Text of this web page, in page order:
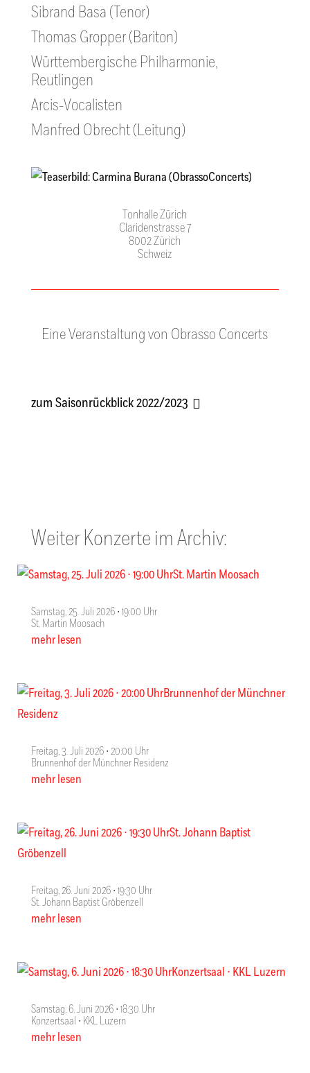
Sibrand Basa (Tenor)
Thomas Gropper (Bariton)
Württembergische Philharmonie,
Reutlingen
Arcis-Vocalisten
Manfred Obrecht (Leitung)
Tonhalle Zürich
Claridenstrasse 7
8002 Zürich
Schweiz
Eine Veranstaltung von Obrasso Concerts
zum Saisonrückblick 2022/2023
Weiter Konzerte im Archiv:
Samstag, 25. Juli 2026 ∙ 19:00 Uhr
St. Martin Moosach
mehr lesen
Freitag, 3. Juli 2026 ∙ 20:00 Uhr
Brunnenhof der Münchner Residenz
mehr lesen
Freitag, 26. Juni 2026 ∙ 19:30 Uhr
St. Johann Baptist Gröbenzell
mehr lesen
Samstag, 6. Juni 2026 ∙ 18:30 Uhr
Konzertsaal ∙ KKL Luzern
mehr lesen